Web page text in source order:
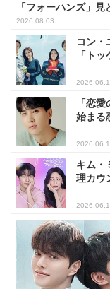
「フォーハンズ」見
2026.08.03
コン・
「ト
「恋
始まる
キム・
理カウ